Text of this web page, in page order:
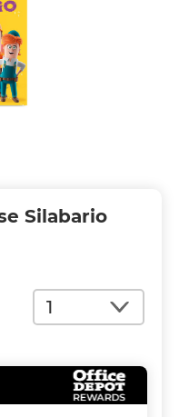
Silabario
Cantidad